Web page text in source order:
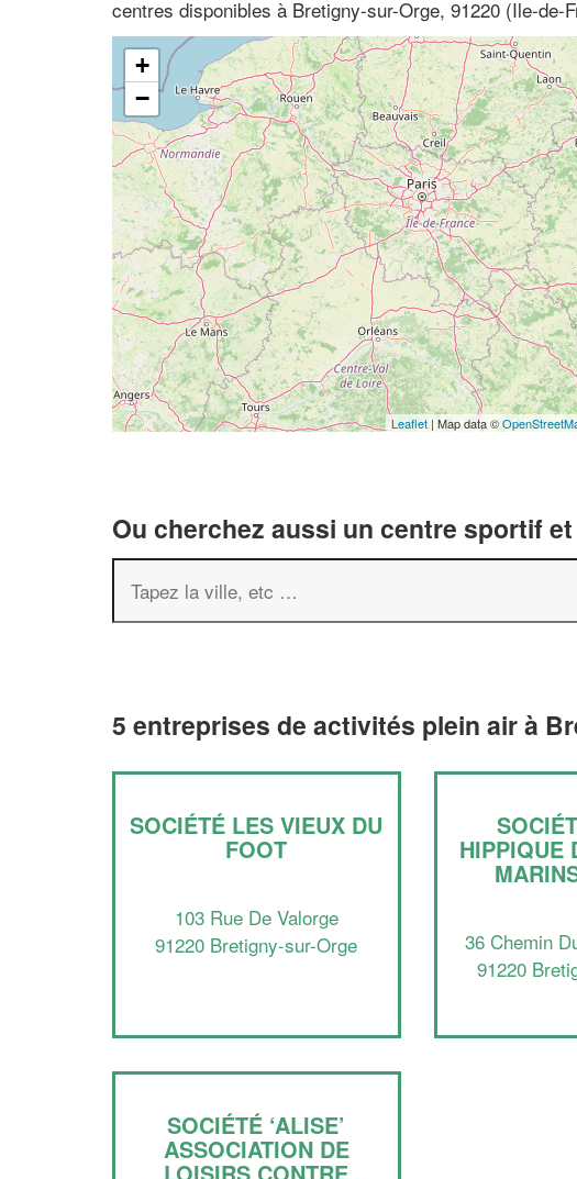
centres disponibles à Bretigny-sur-Orge, 91220 (Ile-de-
+
−
Leaflet | Map data ©
Ou cherchez aussi un centre sportif
5 entreprises de activités plein air à
SOCIÉTÉ LES VIEUX DU
FOOT
103 Rue De Valorge
91220 Bretigny-sur-Orge
HIPPIQUE
36 Chemin
91220
SOCIÉTÉ ‘ALISE’
ASSOCIATION DE
LOISIRS CONTRE